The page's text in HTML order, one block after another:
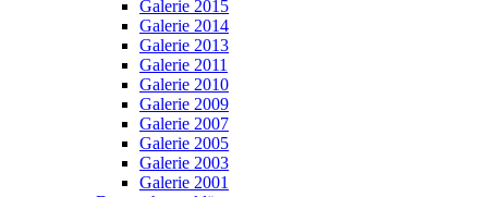
Galerie 2015
Galerie 2014
Galerie 2013
Galerie 2011
Galerie 2010
Galerie 2009
Galerie 2007
Galerie 2005
Galerie 2003
Galerie 2001